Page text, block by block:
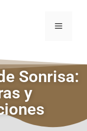
Sonrisa:
y